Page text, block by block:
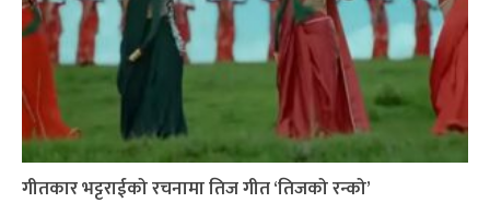
गीतकार भट्टराईको रचनामा तिज गीत ‘तिजको रन्को’